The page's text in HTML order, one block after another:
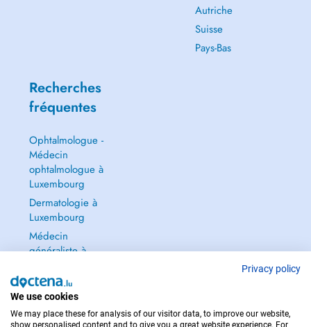
Autriche
Suisse
Pays-Bas
Recherches
fréquentes
Ophtalmologue -
Médecin
ophtalmologue à
Luxembourg
Dermatologie à
Luxembourg
Médecin
généraliste à
Gynécologue à
Luxembourg
Tout voir →
Privacy policy
We use cookies
We may place these for analysis of our visitor data, to improve our website,
show personalised content and to give you a great website experience. For